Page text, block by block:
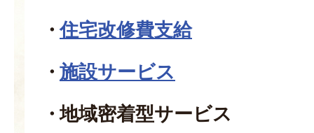
住宅改修費支給
施設サービス
地域密着型サービス